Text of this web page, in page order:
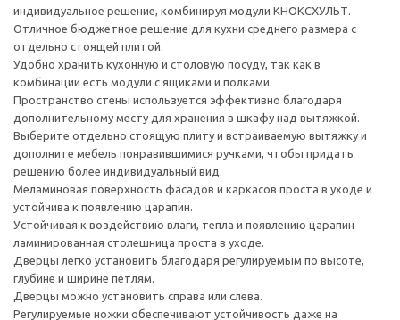
индивидуальное решение, комбинируя модули КНОКСХУЛЬТ.
Отличное бюджетное решение для кухни среднего размера с
отдельно стоящей плитой.
Удобно хранить кухонную и столовую посуду, так как в
комбинации есть модули с ящиками и полками.
Пространство стены используется эффективно благодаря
дополнительному месту для хранения в шкафу над вытяжкой.
Выберите отдельно стоящую плиту и встраиваемую вытяжку и
дополните мебель понравившимися ручками, чтобы придать
решению более индивидуальный вид.
Меламиновая поверхность фасадов и каркасов проста в уходе и
устойчива к появлению царапин.
Устойчивая к воздействию влаги, тепла и появлению царапин
ламинированная столешница проста в уходе.
Дверцы легко установить благодаря регулируемым по высоте,
глубине и ширине петлям.
Дверцы можно установить справа или слева.
Регулируемые ножки обеспечивают устойчивость даже на